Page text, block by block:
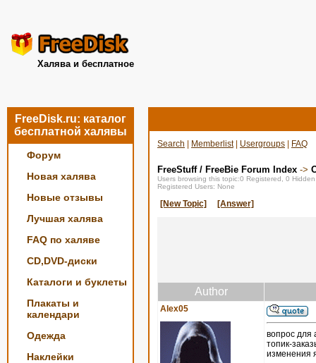
Халява и бесплатное
FreeDisk.ru: каталог
бесплатной халявы
Форум
Новая халява
Новые отзывы
Лучшая халява
FAQ по халяве
CD,DVD-диски
Каталоги и буклеты
Плакаты и
календари
Одежда
Наклейки
Search Memberlist| Usergroups FAQ
FreeStuff / FreeBie Forum Index ->
Users browsing this topic:0 Registered, 0
Registered Users: None
[New Topic] [Answer]
Author
Alex05
вопрос для
топик-
изменения